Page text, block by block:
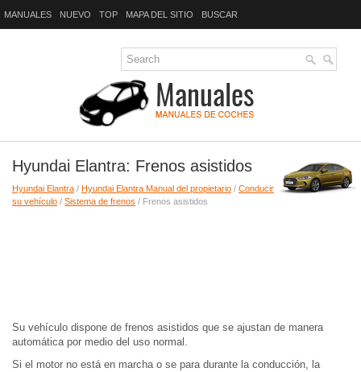
MANUALES NUEVO TOP MAPA DEL SITIO BUSCAR
Hyundai Elantra: Frenos asistidos
Hyundai Elantra / Hyundai Elantra Manual del propietario / Conducir
su vehículo / Sistema de frenos / Frenos asistidos
Su vehículo dispone de frenos asistidos que se ajustan de manera
automática por medio del uso normal.
Si el motor no está en marcha o se para durante la conducción, la